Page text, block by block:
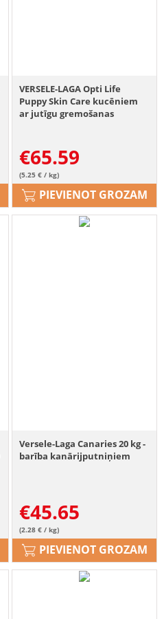
VERSELE-LAGA Opti Life
Puppy Skin Care kucēniem
ar jutīgu gremošanas
€65.59
(5.25 € / kg)
PIEVIENOT GROZAM
Versele-Laga Canaries 20 kg -
barība kanārijputniņiem
€45.65
(2.28 € / kg)
PIEVIENOT GROZAM